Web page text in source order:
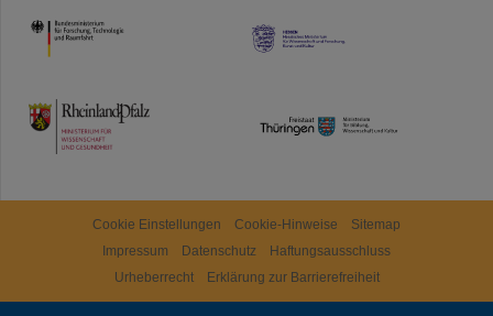
HMWK
TMWWDG
Cookie Einstellungen Cookie-Hinweise
Sitemap
Impressum
Datenschutz
Haftungsausschluss
Urheberrecht
Erklärung zur Barrierefreiheit